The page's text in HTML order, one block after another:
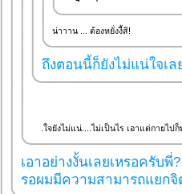
น่าาาน ... ต้องหยั่งงี้สิ!
ถึงตอนนี้ก็ยังไม่แน่ใจเล
.ใจยังไม่แน่....ไม่เป็นไร เอาแต่กายไป
เอาอย่างงั้นเลยเหรอครับพี่?
รอผมมีความสามารถแยกจิ